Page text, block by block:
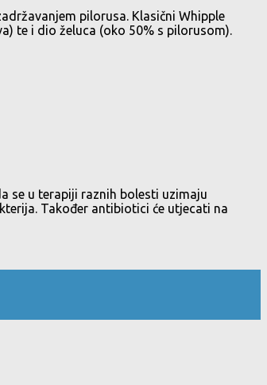
pilorusa. Klasični Whipple
te i dio želuca (oko 50% s pilorusom).
se u terapiji raznih bolesti uzimaju
Također antibiotici će utjecati na